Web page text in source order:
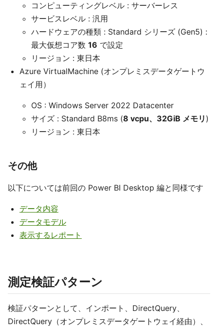
コンピューティングレベル : サーバーレス
サービスレベル : 汎用
ハードウェアの種類 : Standard シリーズ (Gen5) :
最大仮想コア数 16 で設定
リージョン : 東日本
Azure VirtualMachine (オンプレミスデータゲートウ
ェイ用）
OS : Windows Server 2022 Datacenter
サイズ : Standard B8ms (8 vcpu、32GiB メモリ )
リージョン : 東日本
その他
以下については前回の Power BI Desktop 編と同様です
データ内容
データモデル
表示するレポート
測定検証パターン
検証パターンとして、インポート、DirectQuery、
DirectQuery（オンプレミスデータゲートウェイ経由）、